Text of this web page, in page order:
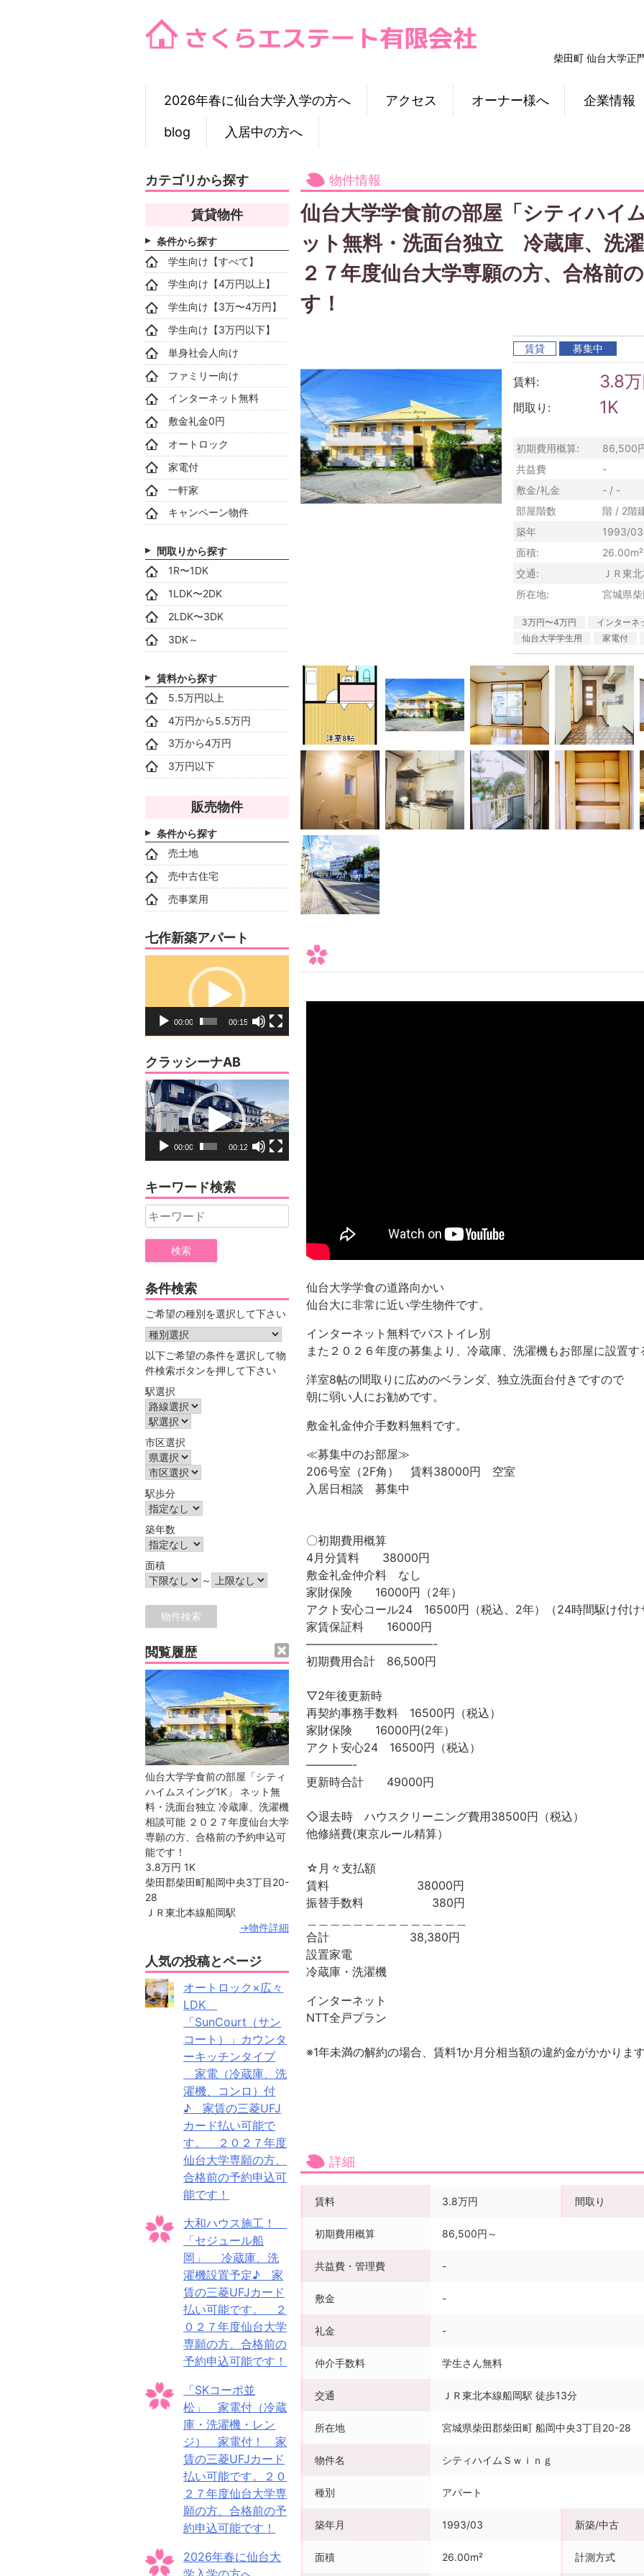
柴田町 仙台大学正
2026年春に仙台大学入学の方へ アクセス オーナー様へ 企業情報
blog 入居中の方へ
物件情報
仙台大学学食前の部屋「シティハ
ット無料・洗面台独立 冷蔵庫、洗
２７年度仙台大学専願の方、合格前
す！
賃貸 募集中
賃料: 3.8
間取り: 1K
初期費用概算:
86,500
共益費
-
敷金/礼金
- / -
部屋階数
階 / 2階
築年
1993/03
面積:
26.00m²
交通:
ＪＲ東
所在地:
宮城県
3万円〜4万円 インターネ
仙台大学学生用
家電付
仙台大学学食の道路向かい
仙台大に非常に近い学生物件です。
インターネット無料でバストイレ別
また２０２６年度の募集より、冷蔵庫、洗濯機もお部屋に設置す
洋室8帖の間取りに広めのベランダ、独立洗面台付きですので
朝に弱い人にお勧めです。
敷金礼金仲介手数料無料です。
≪募集中のお部屋≫
206号室（2F角） 賃料38000円 空室
入居日相談 募集中
〇初期費用概算
4月分賃料 38000円
敷金礼金仲介料 なし
家財保険 16000円（2年）
アクト安心コール24 16500円（税込、2年）（24時間駆け付け
家賃保証料 16000円
———————————-
初期費用合計 86,500円
▽2年後更新時
再契約事務手数料 16500円（税込）
家財保険 16000円(2年）
アクト安心24 16500円（税込）
————-
更新時合計 49000円
◇退去時 ハウスクリーニング費用38500円（税込）
他修繕費(東京ルール精算）
☆月々支払額
賃料 38000円
振替手数料 380円
合計 38,380円
設置家電
冷蔵庫・洗濯機
インターネット
NTT全戸プラン
※1年未満の解約の場合、賃料1か月分相当額の違約金がかかります
詳細
賃料 3.8万円 間取り
初期費用概算 86,500円～
共益費・管理費 -
敷金 -
礼金 -
仲介手数料 学生さん無料
交通 ＪＲ東北本線船岡駅 徒歩13分
所在地 宮城県柴田郡柴田町 船岡中央3丁目20-28
物件名 シティハイムＳｗｉｎｇ
種別 アパート
築年月 1993/03 新築/中古
面積 26.00m² 計測方式
カテゴリから探す
賃貸物件
条件から探す
学生向け【すべて】
学生向け【4万円以上】
学生向け【3万〜4万円】
学生向け【3万円以下】
単身社会人向け
ファミリー向け
インターネット無料
敷金礼金0円
オートロック
家電付
一軒家
キャンペーン物件
間取りから探す
1R〜1DK
1LDK〜2DK
2LDK〜3DK
3DK～
賃料から探す
5.5万円以上
4万円から5.5万円
3万から4万円
3万円以下
販売物件
条件から探す
売土地
売中古住宅
売事業用
七作新築アパート
ー
00:00 00:15
クラッシーナAB
動
画
プ
ー
00:00 00:12
キーワード検索
Search
for:
条件検索
ご希望の種別を選択して下さい
以下ご希望の条件を選択して物
件検索ボタンを押して下さい
駅選択
市区選択
駅歩分
築年数
面積
～
閲覧履歴
仙台大学学食前の部屋「シティ
ハイムスイング1K」 ネット無
料・洗面台独立 冷蔵庫、洗濯機
相談可能 ２０２７年度仙台大学
専願の方、合格前の予約申込可
能です！
3.8万円 1K
柴田郡柴田町船岡中央3丁目20-
28
ＪＲ東北本線船岡駅
→物件詳細
人気の投稿とページ
オートロック×広々
LDK
「SunCourt（サン
コート）」カウンタ
ーキッチンタイプ
家電（冷蔵庫、洗
濯機、コンロ）付
♪ 家賃の三菱UFJ
カード払い可能で
す。 ２０２７年度
仙台大学専願の方、
合格前の予約申込可
能です！
大和ハウス施工！
「セジュール船
岡」 冷蔵庫、洗
濯機設置予定♪ 家
賃の三菱UFJカード
払い可能です。 ２
０２７年度仙台大学
専願の方、合格前の
予約申込可能です！
「SKコーポ並
松」 家電付（冷蔵
庫・洗濯機・レン
ジ） 家電付！ 家
賃の三菱UFJカード
払い可能です。２０
２７年度仙台大学専
願の方、合格前の予
約申込可能です！
2026年春に仙台大